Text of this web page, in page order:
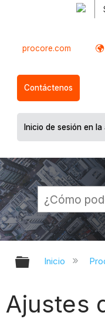
procore.com
Contáctenos
Inicio de sesión en
Inicio
Ajustes